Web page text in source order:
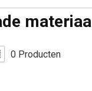
materiaal
0 Producten